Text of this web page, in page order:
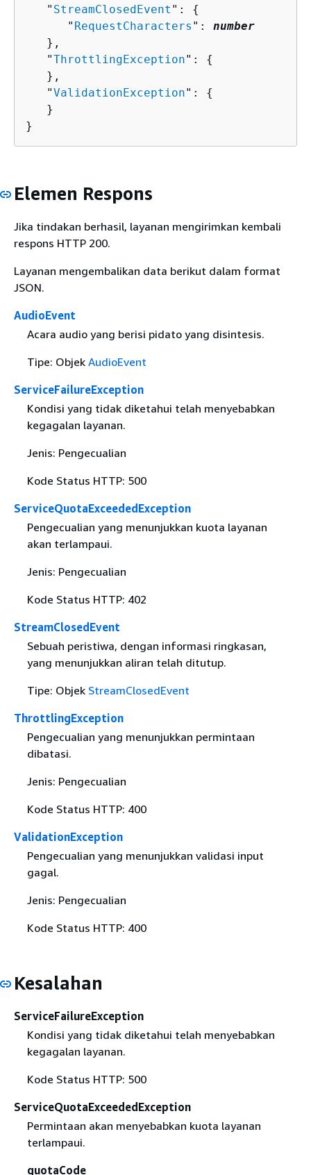
   "
StreamClosedEvent ": {
      "
RequestCharacters ": number
   },
   "
ThrottlingException": {
   },
   "
ValidationException": {
   }
}
Elemen Respons
Jika tindakan berhasil, layanan mengirimkan kembali
respons HTTP 200.
Layanan mengembalikan data berikut dalam format
JSON.
AudioEvent
Acara audio yang berisi pidato yang disintesis.
Tipe: Objek AudioEvent
ServiceFailureException
Kondisi yang tidak diketahui telah menyebabkan
kegagalan layanan.
Jenis: Pengecualian
Kode Status HTTP: 500
ServiceQuotaExceededException
Pengecualian yang menunjukkan kuota layanan
akan terlampaui.
Jenis: Pengecualian
Kode Status HTTP: 402
StreamClosedEvent
Sebuah peristiwa, dengan informasi ringkasan,
yang menunjukkan aliran telah ditutup.
Tipe: Objek StreamClosedEvent
ThrottlingException
Pengecualian yang menunjukkan permintaan
dibatasi.
Jenis: Pengecualian
Kode Status HTTP: 400
ValidationException
Pengecualian yang menunjukkan validasi input
gagal.
Jenis: Pengecualian
Kode Status HTTP: 400
Kesalahan
ServiceFailureException
Kondisi yang tidak diketahui telah menyebabkan
kegagalan layanan.
Kode Status HTTP: 500
ServiceQuotaExceededException
Permintaan akan menyebabkan kuota layanan
terlampaui.
quotaCode